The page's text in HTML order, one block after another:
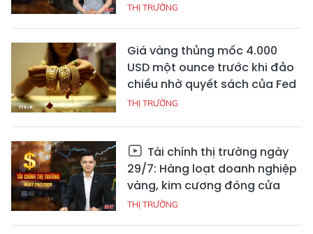
THỊ TRƯỜNG
Giá vàng thủng mốc 4.000
USD một ounce trước khi đảo
chiều nhờ quyết sách của Fed
THỊ TRƯỜNG
Tài chính thị trường ngày
29/7: Hàng loạt doanh nghiệp
vàng, kim cương đóng cửa
THỊ TRƯỜNG